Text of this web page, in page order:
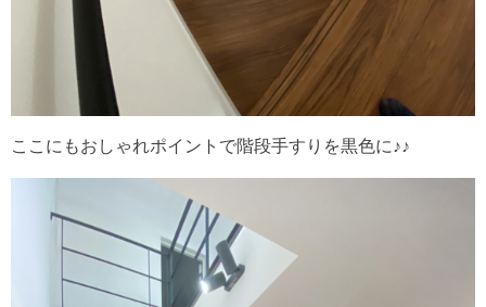
ここにもおしゃれポイントで階段手すりを黒色に♪♪